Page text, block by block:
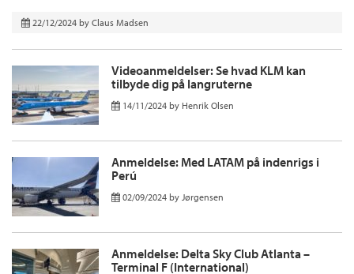
22/12/2024 by Claus Madsen
Videoanmeldelser: Se hvad KLM kan
tilbyde dig på langruterne
14/11/2024 by Henrik Olsen
Anmeldelse: Med LATAM på indenrigs i
Perú
02/09/2024 by Jørgensen
Anmeldelse: Delta Sky Club Atlanta –
Terminal F (International)